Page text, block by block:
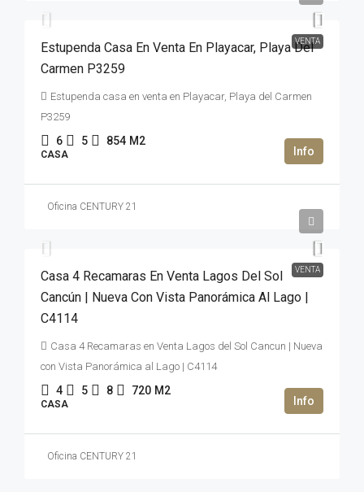
VENTA
Estupenda Casa En Venta En Playacar, Playa Del
Carmen P3259
Estupenda casa en venta en Playacar, Playa del Carmen
P3259
6 5 854 M2
CASA
Oficina CENTURY 21
VENTA
Casa 4 Recamaras En Venta Lagos Del Sol
Cancún | Nueva Con Vista Panorámica Al Lago |
C4114
Casa 4 Recamaras en Venta Lagos del Sol Cancun | Nueva
con Vista Panorámica al Lago | C4114
4 5 8 720 M2
CASA
Oficina CENTURY 21